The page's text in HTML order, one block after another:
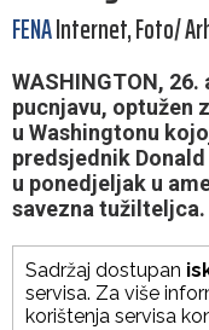
FENAInternet, Foto/
WASHINGTON,
pucnjavu, optužen
u Washingtonu
predsjednik
u ponedjeljak u
savezna tužilteljca.
Sadržaj dostupan
servisa. Za više
korištenja servisa